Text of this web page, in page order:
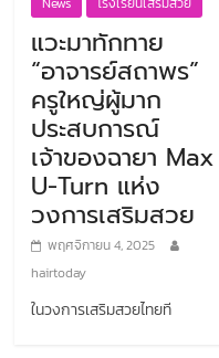
แวะมาทักทาย
“อาจารย์สถาพร”
ครูใหญ่ผู้มาก
ประสบการณ์
เจ้าของฉายา Max
U-Turn แห่ง
วงการเสริมสวย
พฤศจิกายน 4, 2025
hairtoday
ในวงการเสริมสวยไทยที